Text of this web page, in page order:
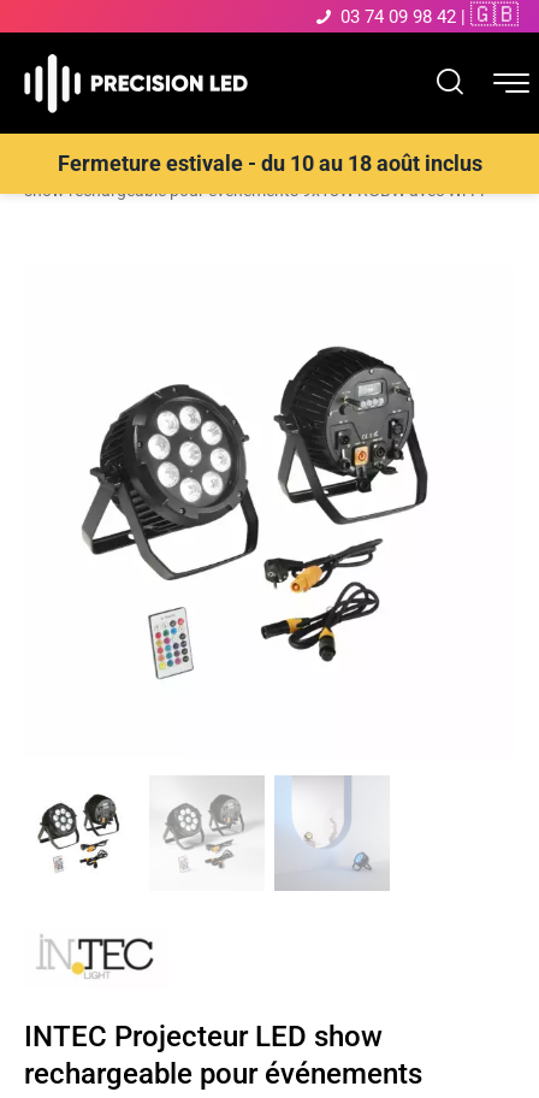
03 74 09 98 42 | 🇬🇧
Fermeture estivale - du 10 au 18 août inclus
Accueil>Boutique>Éclairage évènementiel > Projecteur LED
show rechargeable pour événements 9x18W RGBW avec Wi-Fi
INTEC Projecteur LED show
rechargeable pour événements